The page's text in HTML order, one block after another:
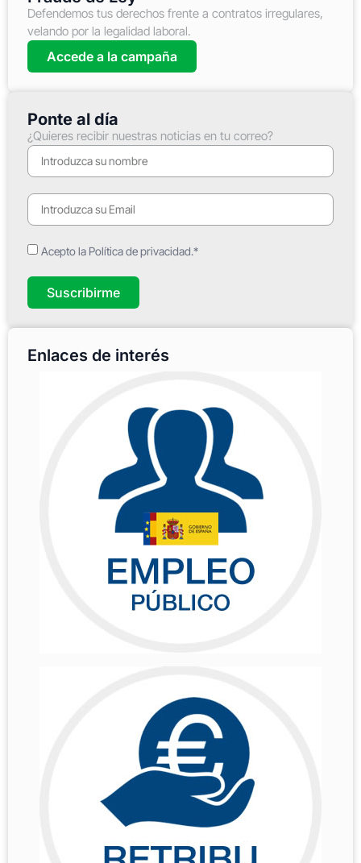
Defendemos tus derechos frente a contratos irregulares,
velando por la legalidad laboral.
Accede a la campaña
Ponte al día
¿Quieres recibir nuestras noticias en tu correo?
Acepto la Política de privacidad.*
Suscribirme
Enlaces de interés